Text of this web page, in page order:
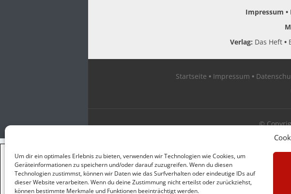
Um dir ein optimales Erlebnis zu bieten, verwenden wir Technologien wie Cookies, um
Geräteinformationen zu speichern und/oder darauf zuzugreifen. Wenn du diesen
Technologien zustimmst, können wir Daten wie das Surfverhalten oder eindeutige IDs auf
dieser Website verarbeiten. Wenn du deine Zustimmung nicht erteilst oder zurückziehst,
können bestimmte Merkmale und Funktionen beeinträchtigt werden.
Impressum
Verlag: Das Heft
Startseite Impressum
©
Zum
E-Mail
GUTER JOURNALISMUS
KOSTET GELD
×